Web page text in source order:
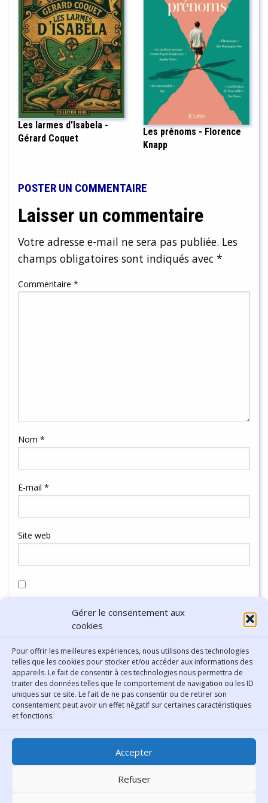
Gérer le consentement aux
cookies
Pour offrir les meilleures expériences, nous utilisons des technologies
telles que les cookies pour stocker et/ou accéder aux informations des
appareils. Le fait de consentir à ces technologies nous permettra de
traiter des données telles que le comportement de navigation ou les ID
uniques sur ce site. Le fait de ne pas consentir ou de retirer son
consentement peut avoir un effet négatif sur certaines caractéristiques
et fonctions.
Accepter
Refuser
Les larmes d'Isabela -
Gérard Coquet
Les prénoms - Florence
Knapp
POSTER UN COMMENTAIRE
Laisser un commentaire
Votre adresse e-mail ne sera pas publiée. Les
champs obligatoires sont indiqués avec *
Commentaire *
Nom *
E-mail *
Site web
navigateur pour mon prochain commentaire.
Bibliothèque municipale de
Lyon
30 Boulevard Vivier-Merle